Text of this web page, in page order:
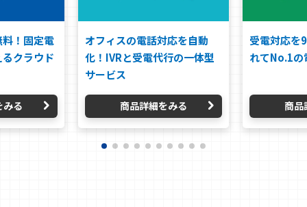
！固定電
クラウド
みる
オフィスの電話対応を自動
化！IVRと受電代行の一体型
サービス
商品詳細をみる
受電対応を
れてNo.1の
商品